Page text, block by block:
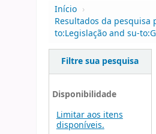
Início ›
Resultados da pesquisa
to:Legislação and su-
Filtre sua pesquisa
Disponibilidade
Limitar aos itens
disponíveis.